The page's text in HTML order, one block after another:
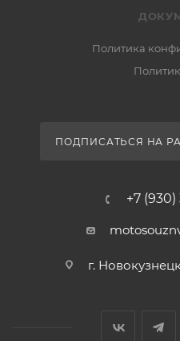
Политика
ПОДПИСАТЬСЯ НА
+7 (930)
г.